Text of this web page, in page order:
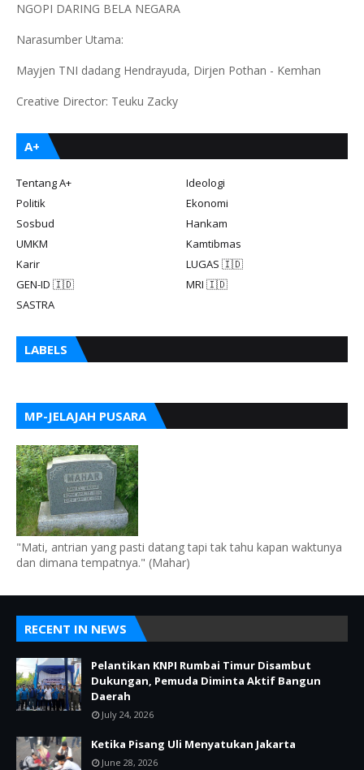
NGOPI DARING BELA NEGARA
Narasumber Utama:
Mayjen TNI dadang Hendrayuda, Dirjen Pothan - Kemhan
Creative Director: Teuku Zacky
A+
Tentang A+
Ideologi
Politik
Ekonomi
Sosbud
Hankam
UMKM
Kamtibmas
Karir
LUGAS 🇮🇩
GEN-ID 🇮🇩
MRI 🇮🇩
SASTRA
LABELS
MP-JELAJAH PUSARA
"Mati, antrian yang pasti datang tapi tak tahu kapan waktunya
dan dimana tempatnya." (Mahar)
RECENT IN NEWS
Pelantikan KNPI Rumbai Timur Disambut
Dukungan, Pemuda Diminta Aktif Bangun
Daerah
July 24, 2026
Ketika Pisang Uli Menyatukan Jakarta
June 28, 2026